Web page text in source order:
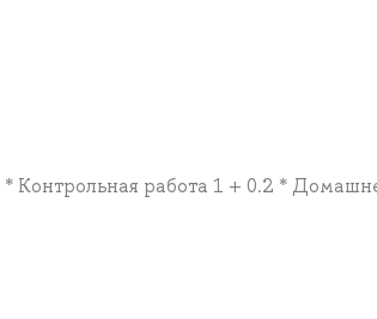
Контрольная работа 1 + 0.2 *